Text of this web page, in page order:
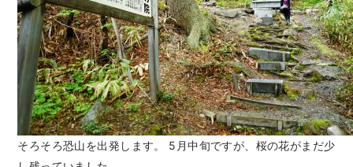
そろそろ恐山を出発します。 5月中旬ですが、桜の花がまだ少